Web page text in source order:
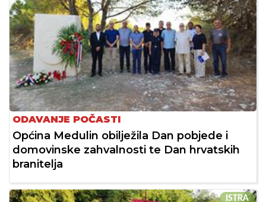
ODAVANJE POČASTI
Općina Medulin obilježila Dan pobjede i
domovinske zahvalnosti te Dan hrvatskih
branitelja
ISTRA